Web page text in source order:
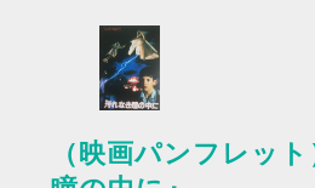
（映画パンフレッ